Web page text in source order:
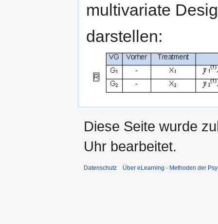
multivariate
darstellen:
Diese Seite wurde
Uhr bearbeitet.
Datenschutz Über eLearning - Methoden der